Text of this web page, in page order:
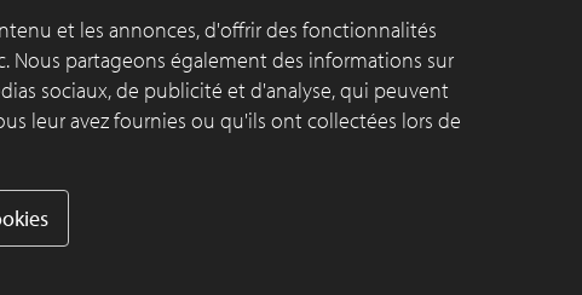
bâtiment.
Lire plus
et les annonces, d'offrir des fonctionnalités
Nous partageons également des informations sur
sociaux, de publicité et d'analyse, qui peuvent
leur avez fournies ou qu'ils ont collectées lors de